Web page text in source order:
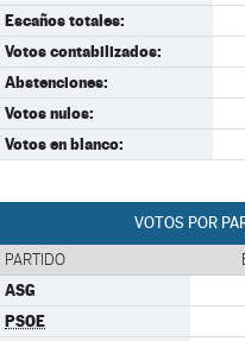
Escaños totales:
Votos contabilizados:
Abstenciones:
Votos nulos:
Votos en blanco:
VOTOS POR
PARTIDO
ASG
PSOE